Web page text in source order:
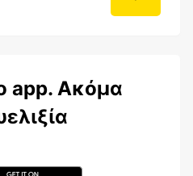
app. Ακόμα